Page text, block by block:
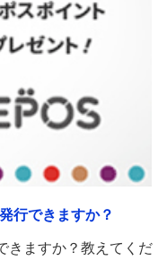
行できますか？
きますか？教えてくだ